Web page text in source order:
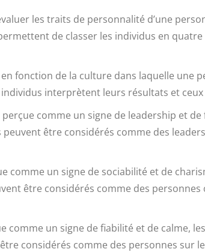
les traits de personnalité d’une
de classer les individus en
fonction de la culture dans laquelle une
interprètent leurs résultats et
comme un signe de leadership et
être considérés comme des
comme un signe de sociabilité et de
être considérés comme des
un signe de fiabilité et de calme,
considérés comme des personnes sur